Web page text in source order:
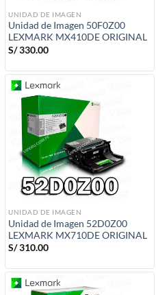
UNIDAD DE IMAGEN
Unidad de Imagen 50F0Z00
LEXMARK MX410DE ORIGINAL
S/330.00
UNIDAD DE IMAGEN
Unidad de Imagen 52D0Z00
LEXMARK MX710DE ORIGINAL
S/310.00